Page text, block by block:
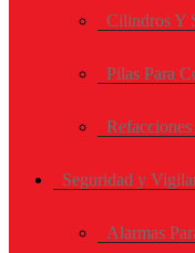
Cilindros Y
Pilas Para
Seguridad y
Alarmas